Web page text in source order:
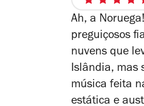
5/5
estrelas
Ah, a Noruega!
preguiçosos
nuvens que
Islândia, mas
música feita
estática e